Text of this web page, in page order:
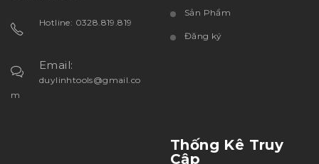
Hotline: 0328.819.819
Email:
duylinhtools@gmail.co
m
Sản Phẩm
Đăng ký
Thống Kê Truy
Cập